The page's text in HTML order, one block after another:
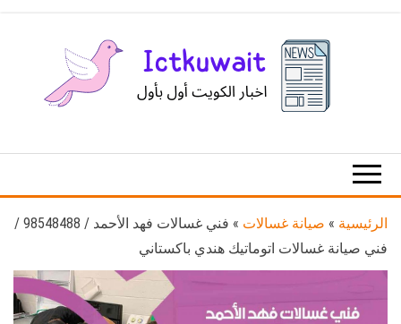
الكويت
الرئيسية » صيانة غسالات »
فني غسالات فهد الأحمد / 98548488 /
فني صيانة غسالات اتوماتيك هندي باكستاني